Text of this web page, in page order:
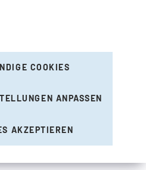
COOKIES
ANPASSEN
AKZEPTIEREN